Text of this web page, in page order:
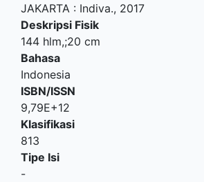
JAKARTA : Indiva., 2017
Deskripsi Fisik
144 hlm,;20 cm
Bahasa
Indonesia
ISBN/ISSN
9,79E+12
Klasifikasi
813
Tipe Isi
-